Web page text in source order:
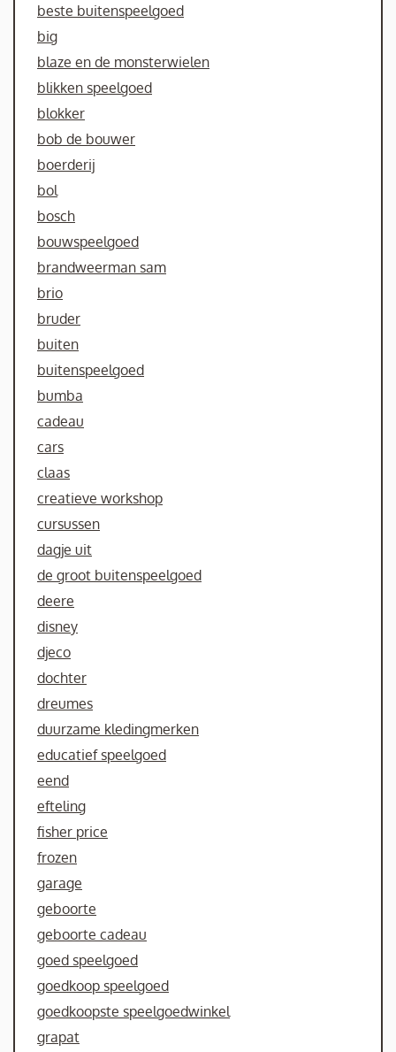
beste buitenspeelgoed
big
blaze en de monsterwielen
blikken speelgoed
blokker
bob de bouwer
boerderij
bol
bosch
bouwspeelgoed
brandweerman sam
brio
bruder
buiten
buitenspeelgoed
bumba
cadeau
cars
claas
creatieve workshop
cursussen
dagje uit
de groot buitenspeelgoed
deere
disney
djeco
dochter
dreumes
duurzame kledingmerken
educatief speelgoed
eend
efteling
fisher price
frozen
garage
geboorte
geboorte cadeau
goed speelgoed
goedkoop speelgoed
goedkoopste speelgoedwinkel
grapat